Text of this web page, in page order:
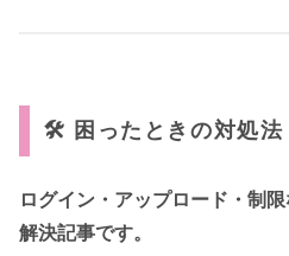
🛠 困ったときの対処法
ログイン・アップロード・制
解決記事です。